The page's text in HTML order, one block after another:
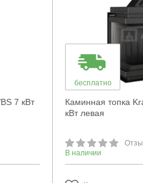
7 кВт
бесплатно
Каминная топка
кВт левая
В наличии